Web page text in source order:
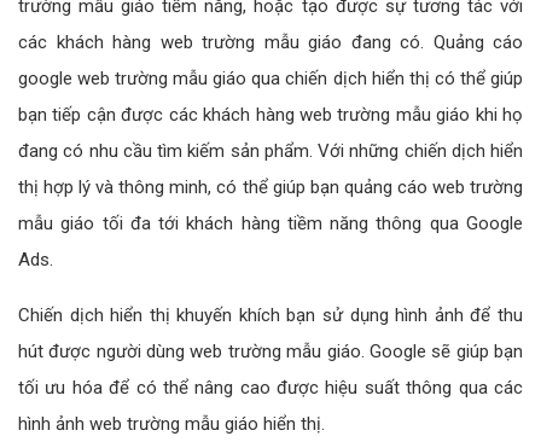
trường mẫu giáo tiềm năng, hoặc tạo được sự tương tác với
các khách hàng web trường mẫu giáo đang có. Quảng cáo
google web trường mẫu giáo qua chiến dịch hiển thị có thể giúp
bạn tiếp cận được các khách hàng web trường mẫu giáo khi họ
đang có nhu cầu tìm kiếm sản phẩm. Với những chiến dịch hiển
thị hợp lý và thông minh, có thể giúp bạn quảng cáo web trường
mẫu giáo tối đa tới khách hàng tiềm năng thông qua Google
Ads.
Chiến dịch hiển thị khuyến khích bạn sử dụng hình ảnh để thu
hút được người dùng web trường mẫu giáo. Google sẽ giúp bạn
tối ưu hóa để có thể nâng cao được hiệu suất thông qua các
hình ảnh web trường mẫu giáo hiển thị.